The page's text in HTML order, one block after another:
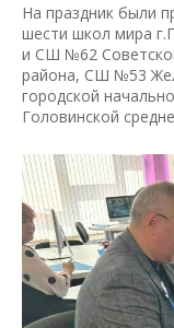
На праздник были
шести школ мира
и СШ №62
района, СШ №53
городской
Головинской